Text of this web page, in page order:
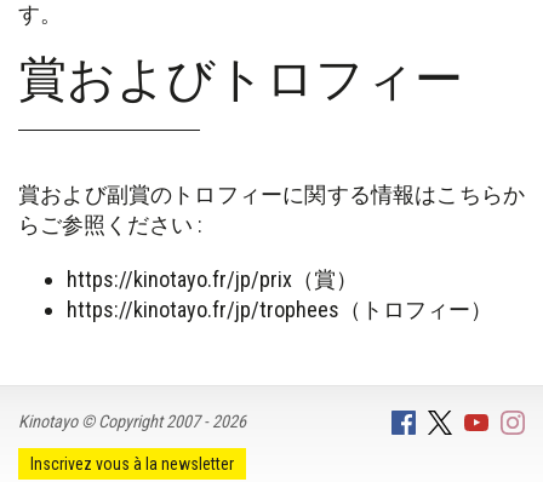
す。
賞およびトロフィー
賞および副賞のトロフィーに関する情報はこちらか
らご参照ください :
https://kinotayo.fr/jp/prix（賞）
https://kinotayo.fr/jp/trophees（トロフィー）
Kinotayo © Copyright 2007 - 2026
Inscrivez vous à la newsletter